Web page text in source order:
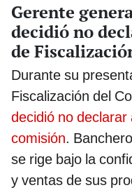
Gerente
decidió no
de
Durante su
Fiscalización del
decidió no
comisión.
se rige bajo la
y ventas de sus